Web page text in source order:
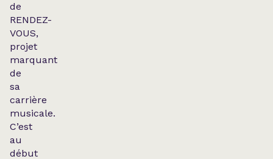
de
RENDEZ-
VOUS,
projet
marquant
de
sa
carrière
musicale.
C’est
au
début